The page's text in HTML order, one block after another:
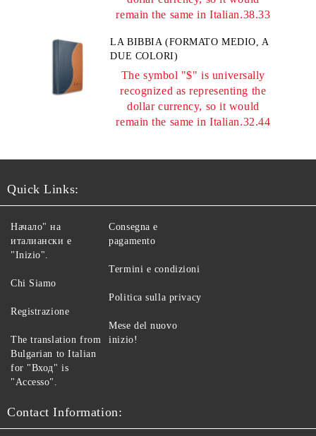
remain the same in Italian.38.33
LA BIBBIA (FORMATO MEDIO, A
DUE COLORI)
The symbol "$" is universally
recognized as representing the
dollar currency, so it would
remain the same in Italian.32.44
Quick Links:
Начало" на
италиански е
"Inizio".
Chi Siamo
Registrazione
The translation from
Bulgarian to Italian
for "Вход" is
"Accesso".
Consegna e
pagamento
Termini e condizioni
Politica sulla privacy
Mese del nuovo
inizio!
Contact Information: